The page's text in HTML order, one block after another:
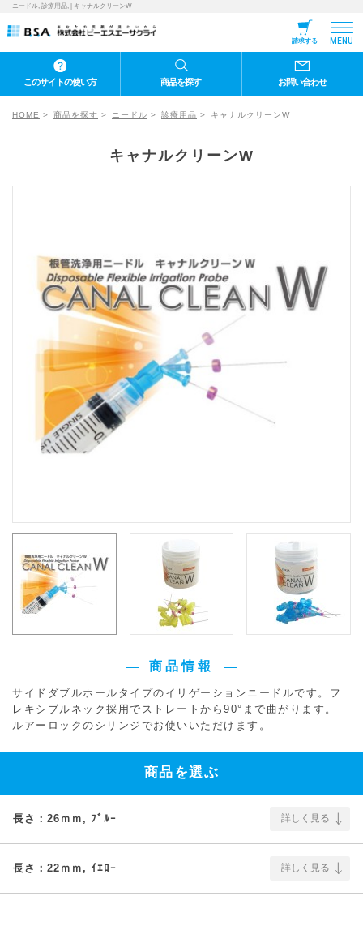
ニードル, 診療用品, | キャナルクリーンW
請求する MENU
このサイトの使い方 商品を探す お問い合わせ
HOME 商品を探す ニードル 診療用品 キャナルクリーンW
キャナルクリーンW
商品情報
サイドダブルホールタイプのイリゲーションニードルです。フ
レキシブルネック採用でストレートから90°まで曲がります。
ルアーロックのシリンジでお使いいただけます。
商品を選ぶ
長さ：26ｍｍ, ﾌﾞﾙｰ 詳しく見る
長さ：22ｍｍ, ｲｴﾛｰ 詳しく見る